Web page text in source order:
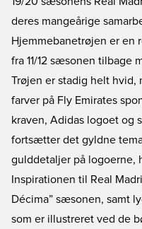
deres mangeårige
Hjemmebanetrøjen er en
fra 11/12 sæsonen tilbage
Trøjen er stadig helt
farver på Fly Emirates
kraven, Adidas logoet og
fortsætter det gyldne
gulddetaljer på logoerne,
Inspirationen til Real
Décima” sæsonen, samt
som er illustreret ved de